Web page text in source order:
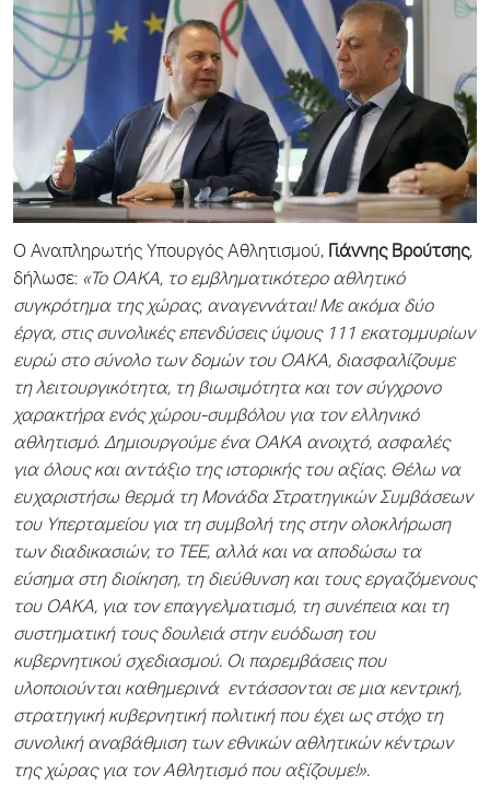
Ο Αναπληρωτής Υπουργός Αθλητισμού, Γιάννης Βρούτσης,
δήλωσε: «Το ΟΑΚΑ, το εμβληματικότερο αθλητικό
συγκρότημα της χώρας, αναγεννάται! Με ακόμα δύο
έργα, στις συνολικές επενδύσεις ύψους 111 εκατομμυρίων
ευρώ στο σύνολο των δομών του ΟΑΚΑ, διασφαλίζουμε
τη λειτουργικότητα, τη βιωσιμότητα και τον σύγχρονο
χαρακτήρα ενός χώρου-συμβόλου για τον ελληνικό
αθλητισμό. Δημιουργούμε ένα ΟΑΚΑ ανοιχτό, ασφαλές
για όλους και αντάξιο της ιστορικής του αξίας. Θέλω να
ευχαριστήσω θερμά τη Μονάδα Στρατηγικών Συμβάσεων
του Υπερταμείου για τη συμβολή της στην ολοκλήρωση
των διαδικασιών, το ΤΕΕ, αλλά και να αποδώσω τα
εύσημα στη διοίκηση, τη διεύθυνση και τους εργαζόμενους
του ΟΑΚΑ, για τον επαγγελματισμό, τη συνέπεια και τη
συστηματική τους δουλειά στην ευόδωση του
κυβερνητικού σχεδιασμού. Οι παρεμβάσεις που
υλοποιούνται καθημερινά εντάσσονται σε μια κεντρική,
στρατηγική κυβερνητική πολιτική που έχει ως στόχο τη
συνολική αναβάθμιση των εθνικών αθλητικών κέντρων
της χώρας για τον Αθλητισμό που αξίζουμε!».